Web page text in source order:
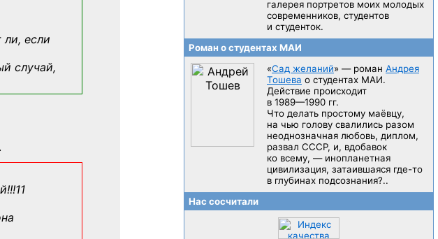
ли, если
случай,
галерея портретов моих молодых
современников, студентов
и студенток.
Роман о студентах МАИ
«Сад желаний» — роман Андрея
Тошева о студентах МАИ.
Действие происходит
в 1989—1990 гг.
Что делать простому маёвцу,
на чью голову свалились разом
неоднозначная любовь, диплом,
развал CCCP, и, вдобавок
ко всему, — инопланетная
цивилизация, затаившаяся где-то
в глубинах подсознания?..
Нас сосчитали